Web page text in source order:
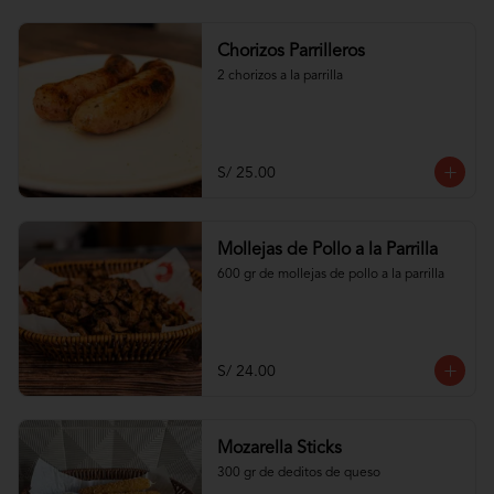
Chorizos Parrilleros
2 chorizos a la parrilla
S/ 25.00
Mollejas de Pollo a la Parrilla
600 gr de mollejas de pollo a la parrilla
S/ 24.00
Mozarella Sticks
300 gr de deditos de queso